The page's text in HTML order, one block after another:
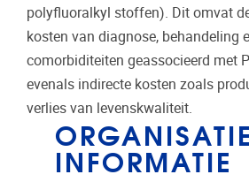
polyfluoralkyl stoffen). Dit omvat
kosten van diagnose, behandeling
comorbiditeiten geassocieerd met
evenals indirecte kosten zoals
verlies van levenskwaliteit.
ORGANISATIE
INFORMATIE